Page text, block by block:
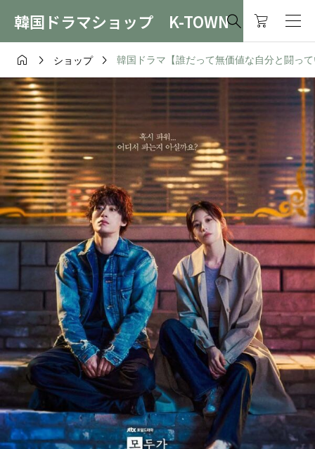
韓国ドラマショップ K-TOWN
  ショップ  韓国ドラマ【誰だって無価値な自分と闘っ